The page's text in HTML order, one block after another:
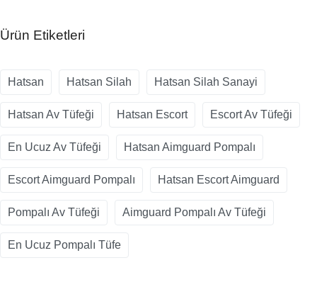
Ürün Etiketleri
Hatsan Hatsan Silah Hatsan Silah Sanayi
Hatsan Av Tüfeği Hatsan Escort Escort Av Tüfeği
En Ucuz Av Tüfeği Hatsan Aimguard Pompalı
Escort Aimguard Pompalı Hatsan Escort Aimguard
Pompalı Av Tüfeği Aimguard Pompalı Av Tüfeği
En Ucuz Pompalı Tüfe